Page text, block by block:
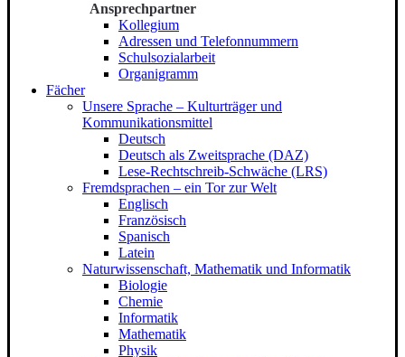
Ansprechpartner
Kollegium
Adressen und Telefonnummern
Schulsozialarbeit
Organigramm
Fächer
Unsere Sprache – Kulturträger und
Kommunikationsmittel
Deutsch
Deutsch als Zweitsprache (DAZ)
Lese-Rechtschreib-Schwäche (LRS)
Fremdsprachen – ein Tor zur Welt
Englisch
Französisch
Spanisch
Latein
Naturwissenschaft, Mathematik und Informatik
Biologie
Chemie
Informatik
Mathematik
Physik